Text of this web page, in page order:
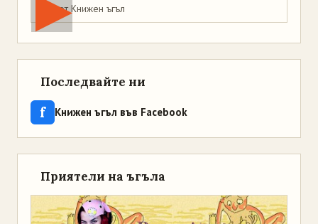
Мая от Книжен ъгъл
Последвайте ни
f Книжен ъгъл във Facebook
Приятели на ъгъла